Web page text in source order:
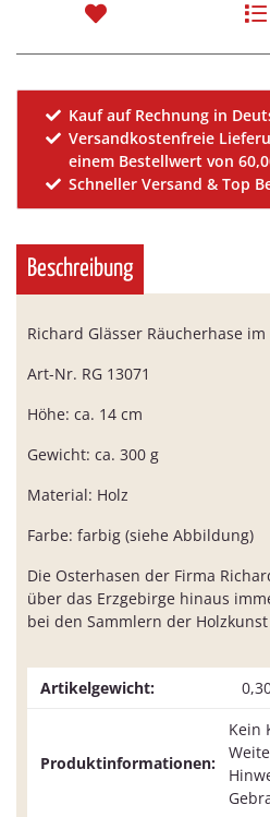
Kauf auf Rechnung in
Versandkostenfreie
einem Bestellwert von
Schneller Versand & Top
Beschreibung
Richard Glässer Räucherhase
Art-Nr. RG 13071
Höhe: ca. 14 cm
Gewicht: ca. 300 g
Material: Holz
Farbe: farbig (siehe Abbildung)
Die Osterhasen der Firma
über das Erzgebirge hinaus
bei den Sammlern der
Artikelgewicht:
Produktinformationen:
Kein